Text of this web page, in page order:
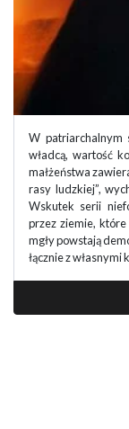
W patriarchalnym
władcą, wartość
małżeństwa
rasy ludzkiej”,
Wskutek serii
przez ziemie,
mgły powstają
łącznie z